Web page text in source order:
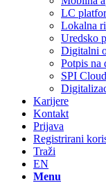
LC
Lokalna
Uredsko
Digitalni
Potpis na
SPI
Karijere
Kontakt
Prijava
Registrirani
Traži
EN
Menu